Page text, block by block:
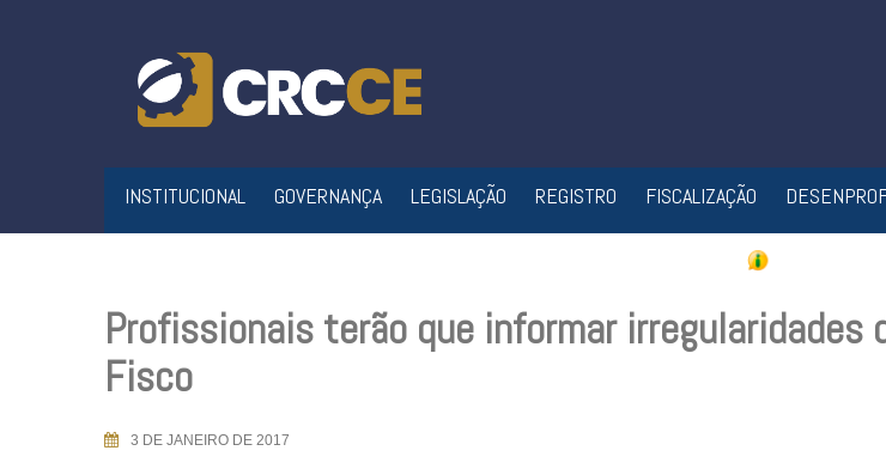
INSTITUCIONAL GOVERNANÇA LEGISLAÇÃO REGISTRO FISCALIZAÇÃO
Profissionais terão que informar irregularidades
Fisco
3 DE JANEIRO DE 2017